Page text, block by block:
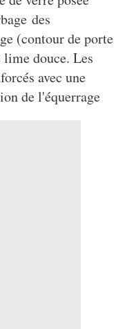
des
(contour de porte
lime douce. Les
avec une
de l'équerrage